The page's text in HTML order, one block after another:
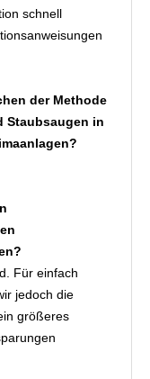
schnell
der Methode
Staubsaugen in
Für einfach
jedoch die
größeres